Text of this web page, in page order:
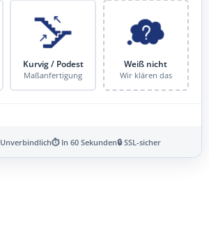
Kurvig / Podest
Maßanfertigung
Weiß nicht
Wir klären das
Unverbindlich⏱ In 60 Sekunden🔒 SSL-sicher